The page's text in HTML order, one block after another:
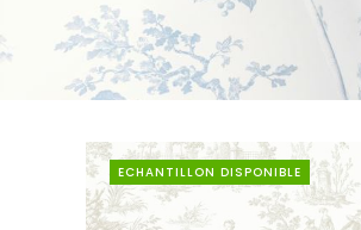
ECHANTILLON DISPONIBLE